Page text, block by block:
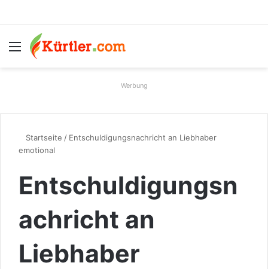
Menü
Werbung
Startseite / Entschuldigungsnachricht an Liebhaber
emotional
Entschuldigungsn
achricht an
Liebhaber